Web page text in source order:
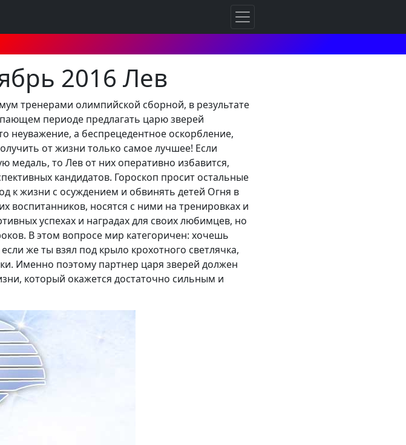
2016 Лев
тренерами олимпийской сборной, в результате
периоде предлагать царю зверей
неуважение, а беспрецедентное оскорбление,
от жизни только самое лучшее! Если
медаль, то Лев от них оперативно избавится,
кандидатов. Гороскоп просит остальные
к жизни с осуждением и обвинять детей Огня в
воспитанников, носятся с ними на тренировках и
успехах и наградах для своих любимцев, но
В этом вопросе мир категоричен: хочешь
же ты взял под крыло крохотного светлячка,
Именно поэтому партнер царя зверей должен
который окажется достаточно сильным и